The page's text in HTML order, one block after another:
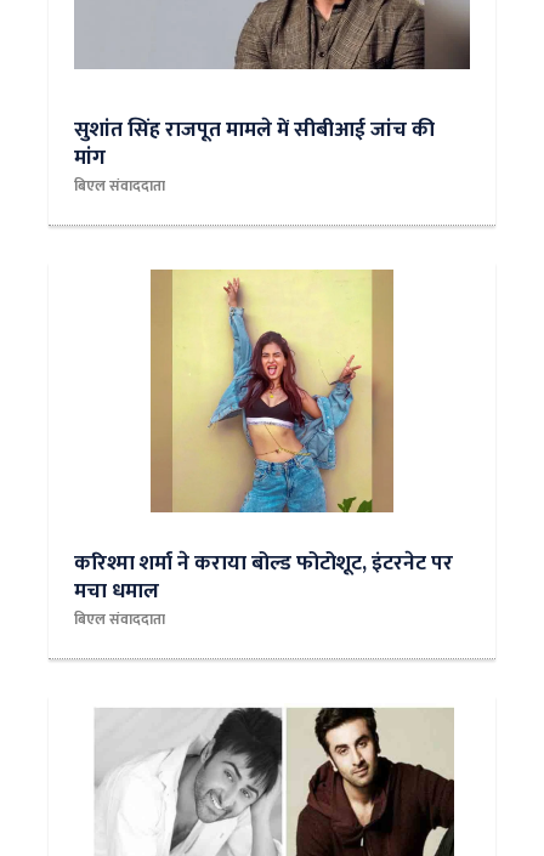
सुशांत सिंह राजपूत मामले में सीबीआई जांच की
मांग
बिएल संवाददाता
करिश्मा शर्मा ने कराया बोल्ड फोटोशूट, इंटरनेट पर
मचा धमाल
बिएल संवाददाता